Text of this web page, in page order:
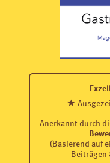
★
Anerkannt durch
(Basierend auf
Beiträgen